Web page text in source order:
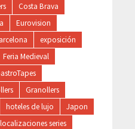
Costa Brava
Eurovision
exposición
Feria Medieval
Granollers
hoteles de lujo
Japon
localizaciones series